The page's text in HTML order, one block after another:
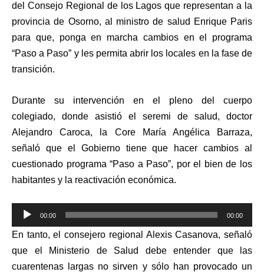
del Consejo Regional de los Lagos que representan a la
provincia de Osorno, al ministro de salud Enrique Paris
para que, ponga en marcha cambios en el programa
“Paso a Paso” y les permita abrir los locales en la fase de
transición.
Durante su intervención en el pleno del cuerpo
colegiado, donde asistió el seremi de salud, doctor
Alejandro Caroca, la Core María Angélica Barraza,
señaló que el Gobierno tiene que hacer cambios al
cuestionado programa “Paso a Paso”, por el bien de los
habitantes y la reactivación económica.
Reproductor
de
audio
00:00 00:00
En tanto, el consejero regional Alexis Casanova, señaló
que el Ministerio de Salud debe entender que las
cuarentenas largas no sirven y sólo han provocado un